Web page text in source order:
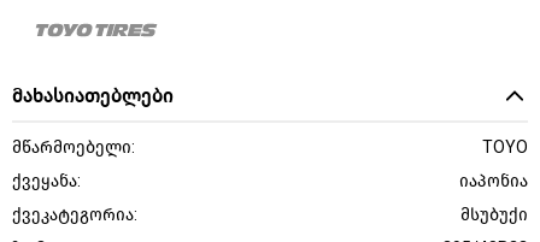
მახასიათებლები
მწარმოებელი:
TOYO
ქვეყანა:
იაპონია
ქვეკატეგორია:
მსუბუქი